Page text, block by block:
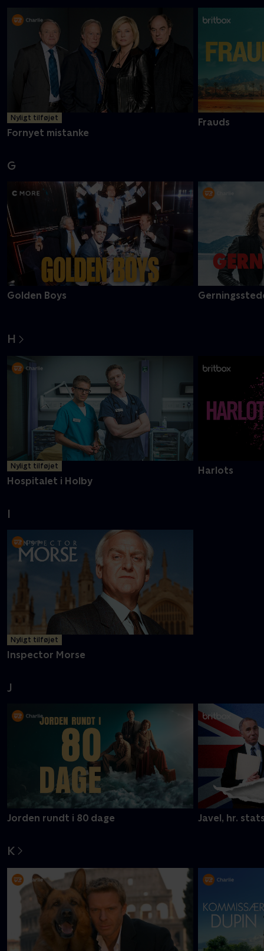
Nyligt tilføjet
Fornyet mistanke
Frauds
G
Golden Boys
H
Nyligt tilføjet
Hospitalet i Holby
Harlots
I
Nyligt tilføjet
Inspector Morse
J
Jorden rundt i 80 dage Javel, hr.
K